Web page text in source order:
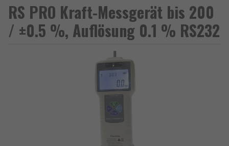
RS PRO Kraft-Messgerät bis 200
/ ±0.5 %, Auflösung 0.1 % RS232